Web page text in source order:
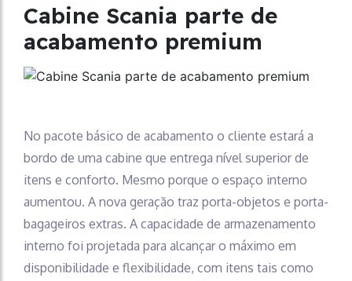
Cabine Scania parte de
acabamento premium
No pacote básico de acabamento o cliente estará a
bordo de uma cabine que entrega nível superior de
itens e conforto. Mesmo porque o espaço interno
aumentou. A nova geração traz porta-objetos e porta-
bagageiros extras. A capacidade de armazenamento
interno foi projetada para alcançar o máximo em
disponibilidade e flexibilidade, com itens tais como